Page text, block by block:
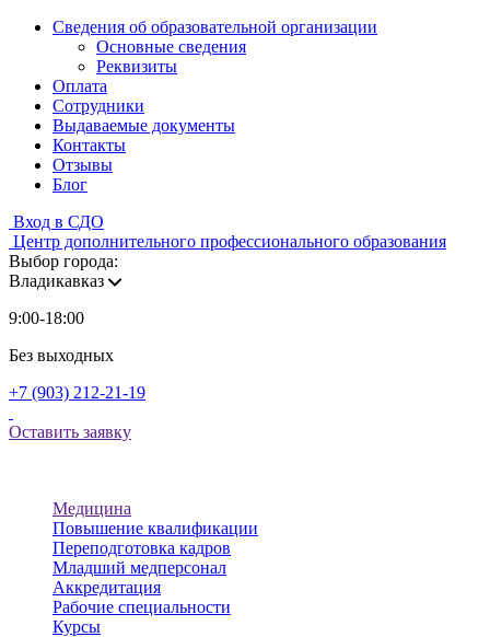
Сведения об образовательной организации
Основные сведения
Реквизиты
Оплата
Сотрудники
Выдаваемые документы
Контакты
Отзывы
Блог
Вход в СДО
Центр дополнительного профессионального образования
Выбор города:
Владикавказ
9:00-18:00
Без выходных
+7 (903) 212-21-19
Оставить заявку
Медицина
Повышение квалификации
Переподготовка кадров
Младший медперсонал
Аккредитация
Рабочие специальности
Курсы